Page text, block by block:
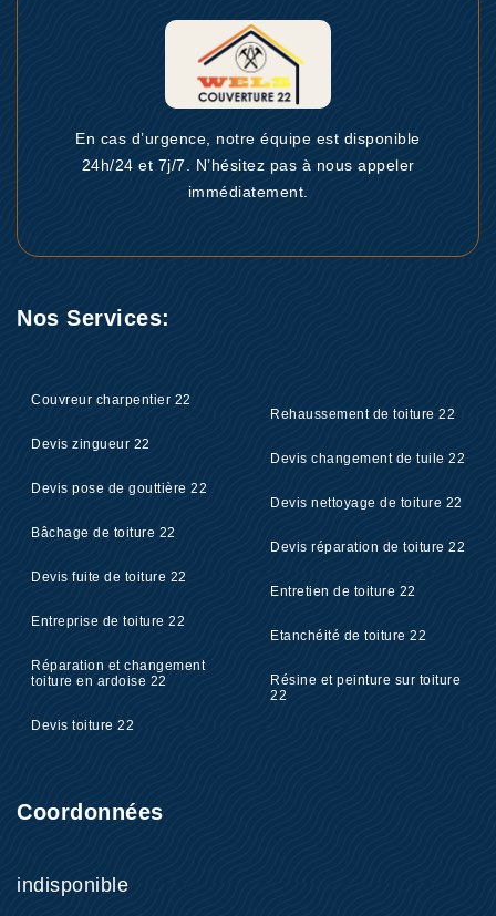
En cas d’urgence, notre équipe est disponible
24h/24 et 7j/7. N’hésitez pas à nous appeler
immédiatement.
Nos Services:
Couvreur charpentier 22
Devis zingueur 22
Devis pose de gouttière 22
Bâchage de toiture 22
Devis fuite de toiture 22
Entreprise de toiture 22
Réparation et changement
toiture en ardoise 22
Devis toiture 22
Rehaussement de toiture 22
Devis changement de tuile 22
Devis nettoyage de toiture 22
Devis réparation de toiture 22
Entretien de toiture 22
Etanchéité de toiture 22
Résine et peinture sur toiture
22
Coordonnées
indisponible